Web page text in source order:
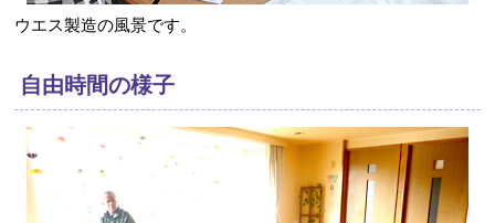
ウエス製造の風景です。
自由時間の様子